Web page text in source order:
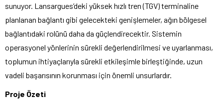
sunuyor. Lansargues’deki yüksek hızlı tren (TGV) terminaline
planlanan bağlantı gibi gelecekteki genişlemeler, ağın bölgesel
bağlantıdaki rolünü daha da güçlendirecektir. Sistemin
operasyonel yönlerinin sürekli değerlendirilmesi ve uyarlanması,
toplumun ihtiyaçlarıyla sürekli etkileşimle birleştiğinde, uzun
vadeli başarısının korunması için önemli unsurlardır.
Proje Özeti